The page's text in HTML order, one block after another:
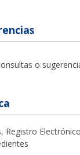
o
Registro